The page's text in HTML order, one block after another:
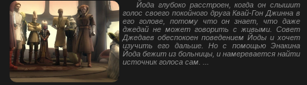
Йода глубоко расстроен, когда он слышит
голос своего покойного друга Квай-Гон Джинна в
его голове, потому что он знает, что даже
джедай не может говорить с живыми. Совет
Джедаев обеспокоен поведением Йоды и хочет
изучить его дальше. Но с помощью Энакина
Йода бежит из больницы, и намеревается найти
источник голоса сам. ...